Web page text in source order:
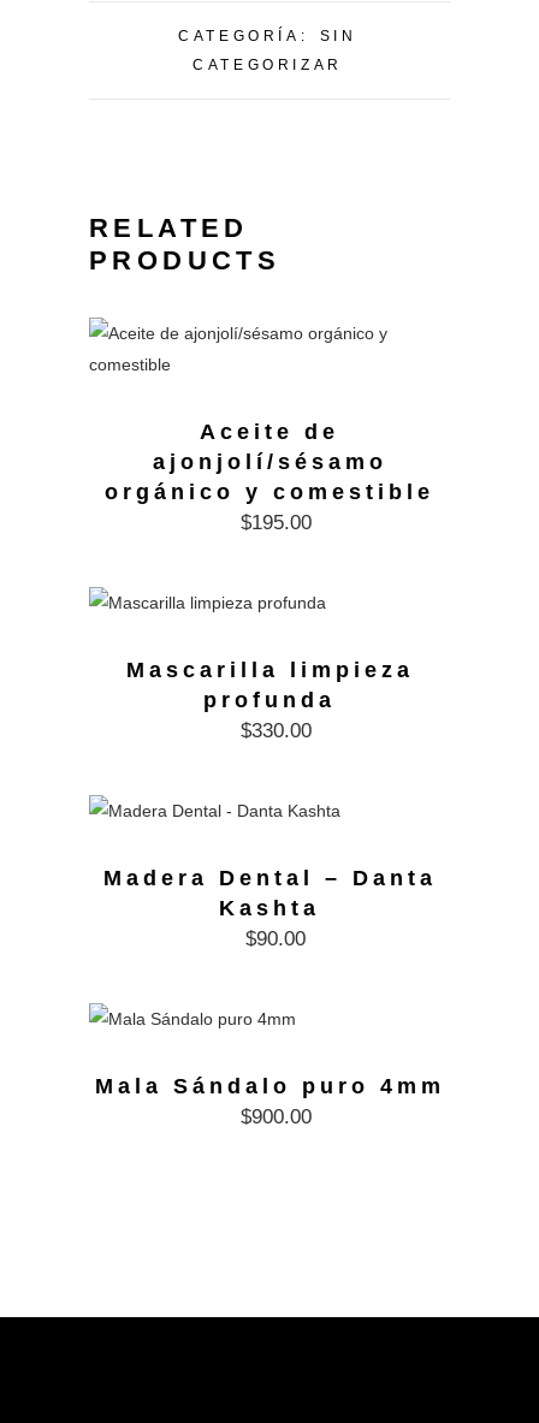
CATEGORÍA:
SIN
CATEGORIZAR
RELATED
PRODUCTS
Aceite de
ajonjolí/sésamo
orgánico y comestible
$195.00
Mascarilla limpieza
profunda
$330.00
Madera Dental – Danta
Kashta
$90.00
Mala Sándalo puro 4mm
$900.00